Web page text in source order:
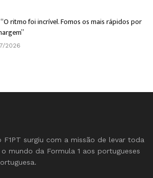
ritmo foi incrível. Fomos os mais rápidos por
2026
F1PT surgiu com a missão de levar toda
mundo da Formula 1 aos portugueses